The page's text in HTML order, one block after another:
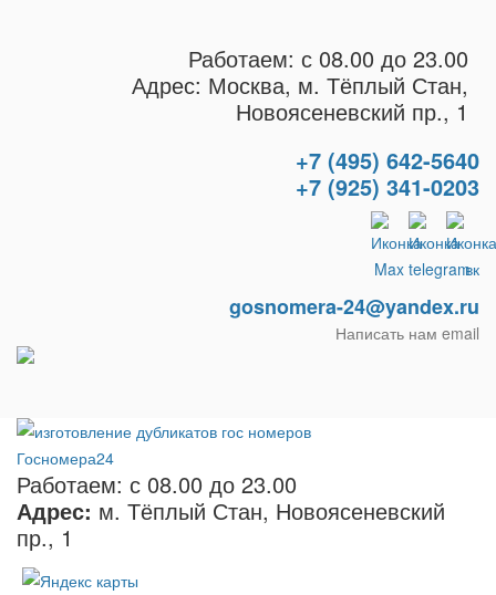
Работаем: с 08.00 до 23.00
Адрес: Москва, м. Тёплый Стан,
Новоясеневский пр., 1
+7 (495) 642-5640
+7 (925) 341-0203
gosnomera-24@yandex.ru
Написать нам email
Работаем: с 08.00 до 23.00
Адрес: м. Тёплый Стан, Новоясеневский
пр., 1